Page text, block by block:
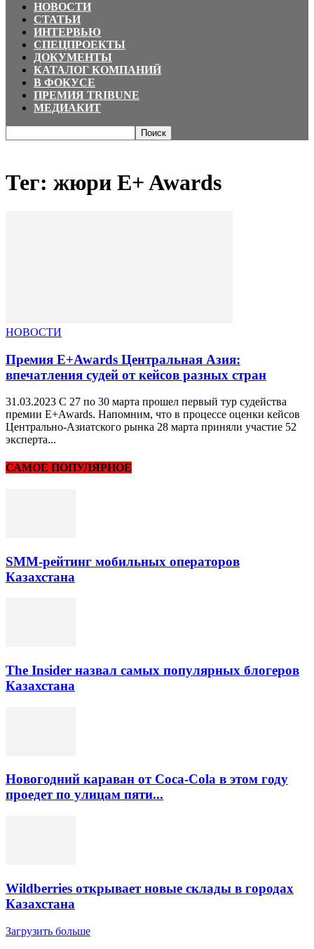
НОВОСТИ
СТАТЬИ
ИНТЕРВЬЮ
СПЕЦПРОЕКТЫ
ДОКУМЕНТЫ
КАТАЛОГ КОМПАНИЙ
В ФОКУСЕ
ПРЕМИЯ TRIBUNE
МЕДИАКИТ
Тег: жюри E+ Awards
НОВОСТИ
Премия E+Awards Центральная Азия:
впечатления судей от кейсов разных стран
31.03.2023 С 27 по 30 марта прошел первый тур судейства
премии E+Awards. Напомним, что в процессе оценки кейсов
Центрально-Азиатского рынка 28 марта приняли участие 52
эксперта...
САМОЕ ПОПУЛЯРНОЕ
SMM-рейтинг мобильных операторов
Казахстана
The Insider назвал самых популярных блогеров
Казахстана
Новогодний караван от Coca-Cola в этом году
проедет по улицам пяти...
Wildberries открывает новые склады в городах
Казахстана
Загрузить больше